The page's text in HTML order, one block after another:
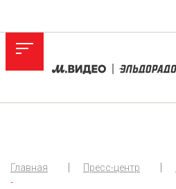
Главная Пресс-центр
-